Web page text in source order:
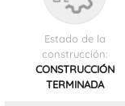
Estado de la
construcción:
CONSTRUCCIÓN
TERMINADA